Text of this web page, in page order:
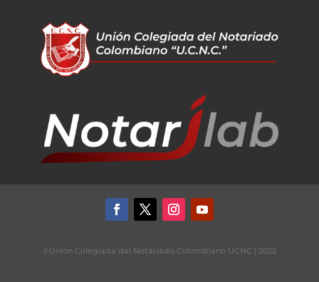
©Unión Colegiada del Notariado Colombiano UCNC | 2022